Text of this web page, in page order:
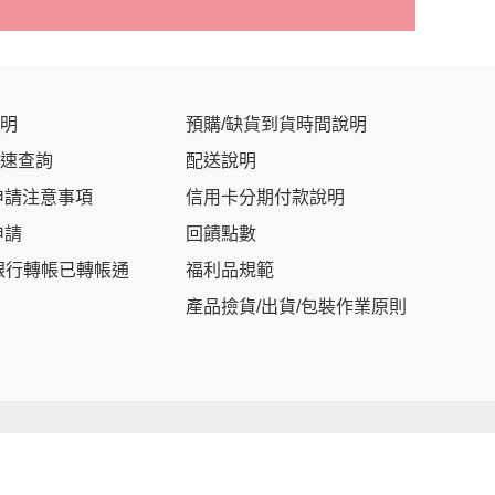
查詢
注意事項
請
行轉帳已轉帳通
預購/缺貨到貨時間說明
配送說明
信用卡分期付款說明
回饋點數
福利品規範
產品撿貨/出貨/包裝作業原則